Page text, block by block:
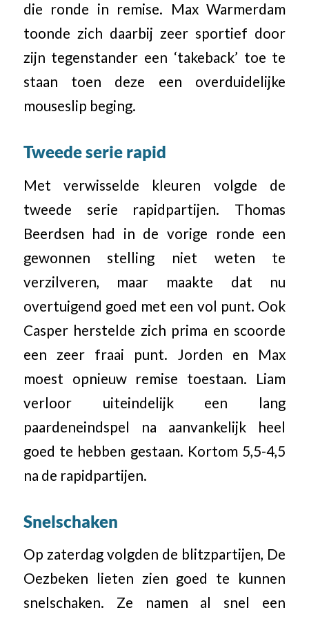
die ronde in remise. Max Warmerdam
toonde zich daarbij zeer sportief door
zijn tegenstander een ‘takeback’ toe te
staan toen deze een overduidelijke
mouseslip beging.
Tweede serie rapid
Met verwisselde kleuren volgde de
tweede serie rapidpartijen. Thomas
Beerdsen had in de vorige ronde een
gewonnen stelling niet weten te
verzilveren, maar maakte dat nu
overtuigend goed met een vol punt. Ook
Casper herstelde zich prima en scoorde
een zeer fraai punt. Jorden en Max
moest opnieuw remise toestaan. Liam
verloor uiteindelijk een lang
paardeneindspel na aanvankelijk heel
goed te hebben gestaan. Kortom 5,5-4,5
na de rapidpartijen.
Snelschaken
Op zaterdag volgden de blitzpartijen, De
Oezbeken lieten zien goed te kunnen
snelschaken. Ze namen al snel een